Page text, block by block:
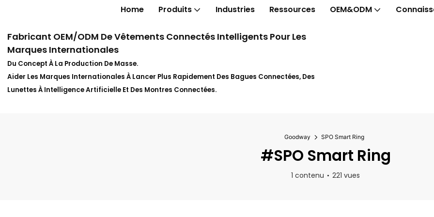
Home Produits Industries Ressources OEM&ODM
Fabricant OEM/ODM De Vêtements Connectés Intelligents Pour Les
Marques Internationales
Du Concept À La Production De Masse.
Aider Les Marques Internationales À Lancer Plus Rapidement Des Bagues Connectées, Des
Lunettes À Intelligence Artificielle Et Des Montres Connectées.
Goodway SPO Smart Ring
#SPO Smart Ring
1 contenu 221 vues